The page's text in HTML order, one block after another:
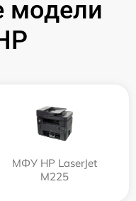
модели
МФУ HP LaserJet
M225